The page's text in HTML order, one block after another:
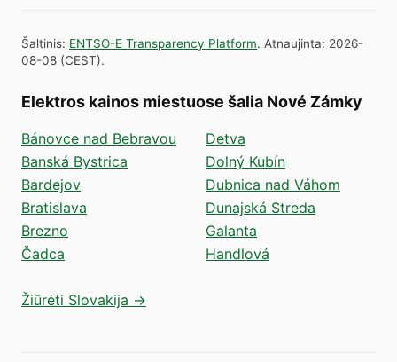
Šaltinis: ENTSO-E Transparency Platform. Atnaujinta: 2026-
08-08 (CEST).
Elektros kainos miestuose šalia Nové Zámky
Bánovce nad Bebravou
Banská Bystrica
Bardejov
Bratislava
Brezno
Čadca
Detva
Dolný Kubín
Dubnica nad Váhom
Dunajská Streda
Galanta
Handlová
Žiūrėti Slovakija →